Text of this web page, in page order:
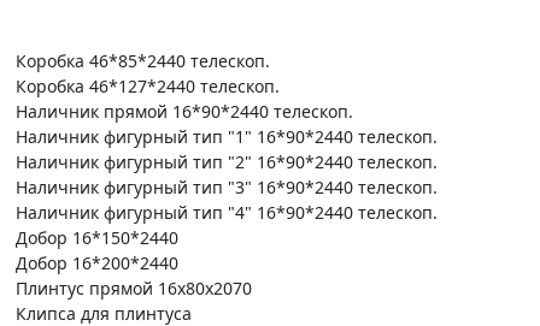
Коробка 46*85*2440 телескоп.
Коробка 46*127*2440 телескоп.
Наличник прямой 16*90*2440 телескоп.
Наличник фигурный тип "1" 16*90*2440 телескоп.
Наличник фигурный тип "2" 16*90*2440 телескоп.
Наличник фигурный тип "3" 16*90*2440 телескоп.
Наличник фигурный тип "4" 16*90*2440 телескоп.
Добор 16*150*2440
Добор 16*200*2440
Плинтус прямой 16х80х2070
Клипса для плинтуса